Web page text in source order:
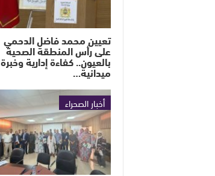
تعيين محمد فاضل الدحمي
على رأس المنطقة الصحية
بالعيون.. كفاءة إدارية وخبرة
ميدانية…
أخبار الصحراء